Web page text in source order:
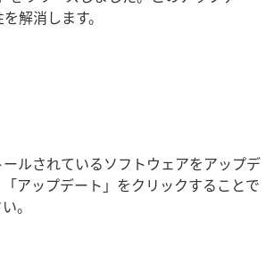
解消します。
ルされているソフトウェアをアップデ
アップデート」をクリックすることで
。